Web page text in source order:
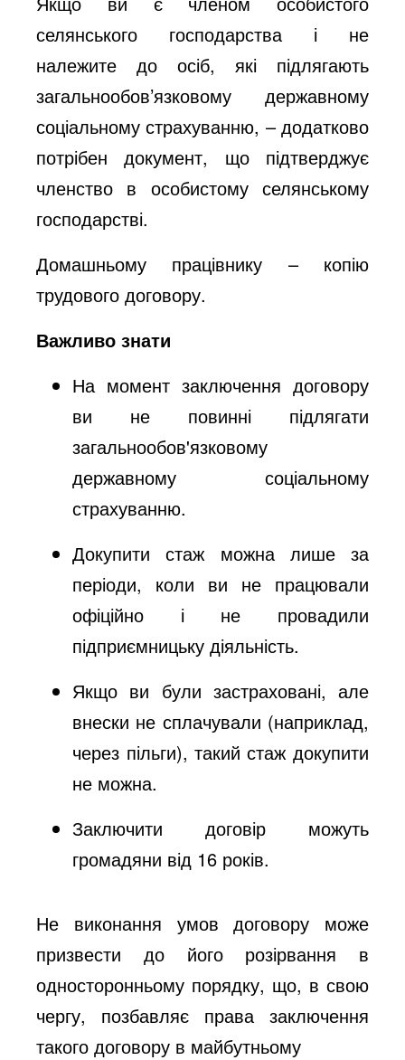
селянського господарства і не
належите до осіб, які підлягають
загальнообов’язковому державному
соціальному страхуванню, – додатково
потрібен документ, що підтверджує
членство в особистому селянському
господарстві.
Домашньому працівнику – копію
трудового договору.
Важливо знати
На момент заключення договору
ви не повинні підлягати
загальнообов'язковому
державному соціальному
страхуванню.
Докупити стаж можна лише за
періоди, коли ви не працювали
офіційно і не провадили
підприємницьку діяльність.
Якщо ви були застраховані, але
внески не сплачували (наприклад,
через пільги), такий стаж докупити
не можна.
Заключити договір можуть
громадяни від 16 років.
Не виконання умов договору може
призвести до його розірвання в
односторонньому порядку, що, в свою
чергу, позбавляє права заключення
такого договору в майбутньому